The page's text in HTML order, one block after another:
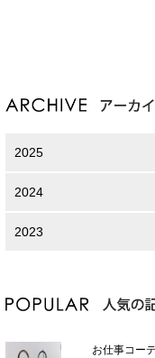
2025
2024
2023
お仕事コー